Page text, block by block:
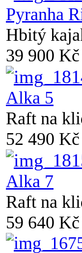
Pyranha
Hbitý
39 900 Kč
Alka 5
Raft na
52 490 Kč
Alka 7
Raft na
59 640 Kč